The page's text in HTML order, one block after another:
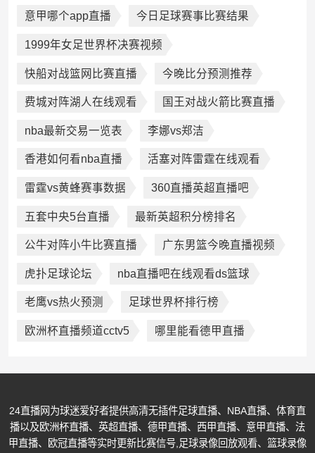
意甲哪个app直播 今日足球赛事比赛结果
1999年女足世界杯决赛视频
快船对战篮网比赛直播 今晚比分预测推荐
费城对阵湖人在线观看 国王对战火箭比赛直播
nba最新交易一览表 李娜vs郑洁
香港如何看nba直播 活塞对阵雷霆在线观看
雷霆vs黄蜂赛事数据 360直播英超直播吧
五套中央5台直播 最新英超积分榜排名
公牛对阵小牛比赛直播 广东男篮今晚直播视频
虎扑足球论坛 nba直播吧在线观看ds篮球
老鹰vs热火预测 足球世界杯排行榜
欧洲杯直播频道cctv5 哪里能看德甲直播
24直播网为球迷爱好者提供高清无插件足球直播、NBA直播、体育直
播以及欧洲杯直播、英超直播、德甲直播、西甲直播、意甲直播、法
甲直播、欧冠直播等实时更新比赛信号,足球录像回放观看、篮球录像